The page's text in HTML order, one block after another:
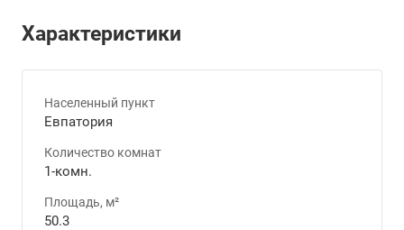
Характеристики
Населенный пункт
Евпатория
Количество комнат
1-комн.
Площадь, м²
50.3